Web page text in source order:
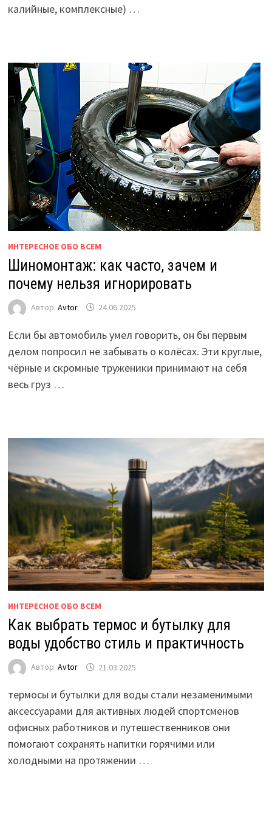
калийные, комплексные) …
ИНТЕРЕСНОЕ ОБО ВСЕМ
Шиномонтаж: как часто, зачем и
почему нельзя игнорировать
Автор: Avtor 24.06.2025
Если бы автомобиль умел говорить, он бы первым
делом попросил не забывать о колёсах. Эти круглые,
чёрные и скромные труженики принимают на себя
весь груз …
ИНТЕРЕСНОЕ ОБО ВСЕМ
Как выбрать термос и бутылку для
воды удобство стиль и практичность
Автор: Avtor 21.03.2025
термосы и бутылки для воды стали незаменимыми
аксессуарами для активных людей спортсменов
офисных работников и путешественников они
помогают сохранять напитки горячими или
холодными на протяжении …